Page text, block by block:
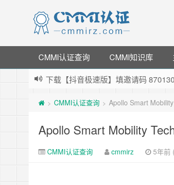
CMMI认证查询 CMMI知识库
下载【抖音极速版】填邀请码
指定云产品最高¥2000元代金券（限
老薛主机-优质海外主机服务商，猛
> CMMI认证查询 > Apollo Smart
Apollo Smart Mobility
CMMI认证查询 cmmirz 5年前